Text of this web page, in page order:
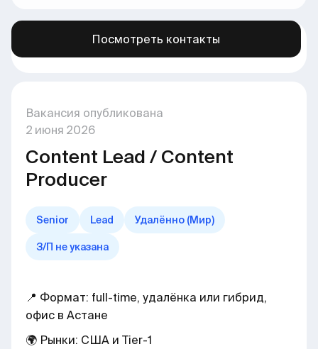
Вакансия опубликована
2 июня 2026
Content Lead / Content
Producer
Senior Lead Удалённо (Мир)
З/П не указана
📍 Формат: full-time, удалёнка или гибрид,
офис в Астане
🌍 Рынки: США и Tier-1
Посмотреть контакты
Больше вакансий в нашем канале →